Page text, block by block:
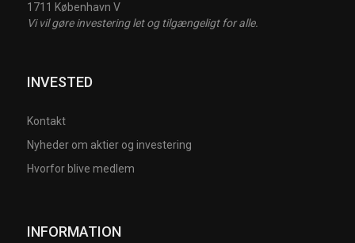
1711 København V
Vi vil gøre investering let og tilgængeligt for alle.
INVESTED
Kontakt
Nyheder om aktier og investering
Hvorfor blive medlem
INFORMATION